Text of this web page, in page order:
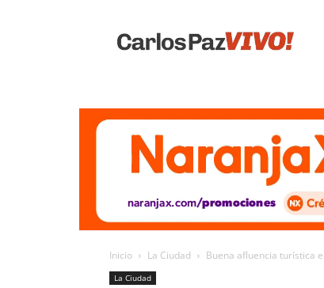
Vivo
Inicio La Ciudad Buena afluencia turística
La Ciudad